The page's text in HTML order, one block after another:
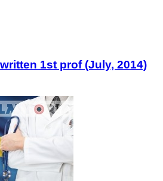
1st prof (July, 2014)